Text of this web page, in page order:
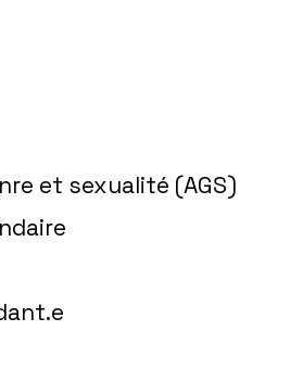
et sexualité (AGS)